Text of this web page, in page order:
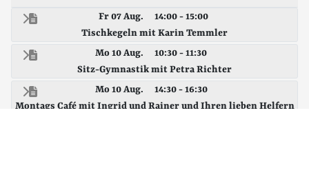
Fr 07 Aug.
14:00 - 15:00
Tischkegeln mit Karin Temmler
Mo 10 Aug.
10:30 - 11:30
Sitz-Gymnastik mit Petra Richter
Mo 10 Aug.
14:30 - 16:30
Montags Café mit Ingrid und Rainer und Ihren lieben Helfern